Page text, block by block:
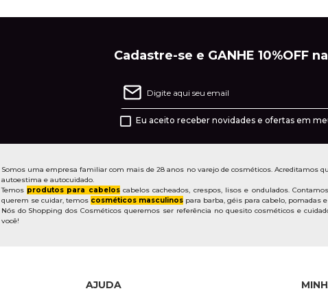
Cadastre-se e GANHE 10%OFF
Eu aceito receber novidades e ofertas em
Somos uma empresa familiar com mais de 28 anos no varejo de cosméticos. Acreditamos
autoestima e autocuidado.
Temos produtos para cabeloscabelos cacheados, crespos, lisos e ondulados.
querem se cuidar, temos cosméticos masculinospara barba, géis para cabelo, pomadas
Nós do Shopping dos Cosméticos queremos ser referência no quesito cosméticos e
você!
AJUDA